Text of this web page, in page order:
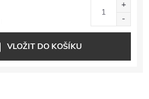
VLOŽIT DO KOŠÍKU